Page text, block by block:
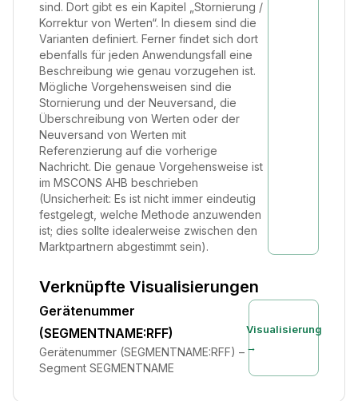
sind. Dort gibt es ein Kapitel „Stornierung /
Korrektur von Werten“. In diesem sind die
Varianten definiert. Ferner findet sich dort
ebenfalls für jeden Anwendungsfall eine
Beschreibung wie genau vorzugehen ist.
Mögliche Vorgehensweisen sind die
Stornierung und der Neuversand, die
Überschreibung von Werten oder der
Neuversand von Werten mit
Referenzierung auf die vorherige
Nachricht. Die genaue Vorgehensweise ist
im MSCONS AHB beschrieben
(Unsicherheit: Es ist nicht immer eindeutig
festgelegt, welche Methode anzuwenden
ist; dies sollte idealerweise zwischen den
Marktpartnern abgestimmt sein).
Verknüpfte Visualisierungen
Gerätenummer
(SEGMENTNAME:RFF)
Gerätenummer (SEGMENTNAME:RFF) –
Segment SEGMENTNAME
Visualisierung
→